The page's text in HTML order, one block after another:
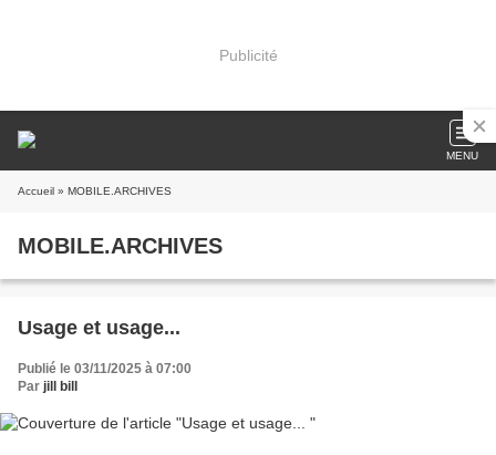
Publicité
MENU
Accueil » MOBILE.ARCHIVES
MOBILE.ARCHIVES
Usage et usage...
Publié le 03/11/2025 à 07:00
Par jill bill